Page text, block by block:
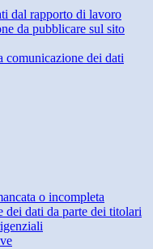
dal rapporto di lavoro
da pubblicare sul sito
comunicazione dei dati
o incompleta
dei dati da parte dei titolari